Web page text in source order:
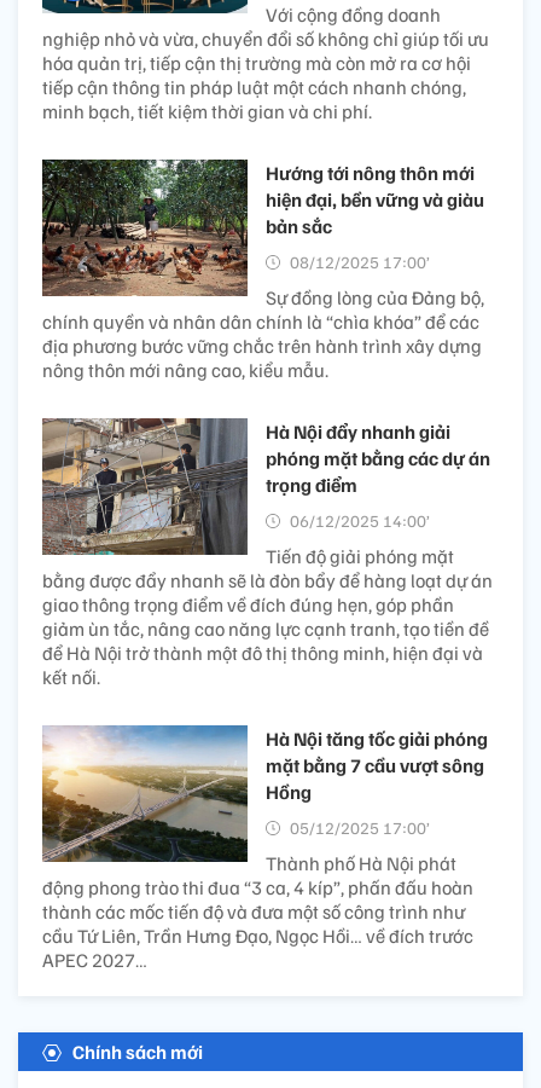
Với cộng đồng doanh
nghiệp nhỏ và vừa, chuyển đổi số không chỉ giúp tối ưu
hóa quản trị, tiếp cận thị trường mà còn mở ra cơ hội
tiếp cận thông tin pháp luật một cách nhanh chóng,
minh bạch, tiết kiệm thời gian và chi phí.
Hướng tới nông thôn mới
hiện đại, bền vững và giàu
bản sắc
08/12/2025 17:00’
Sự đồng lòng của Đảng bộ,
chính quyền và nhân dân chính là “chìa khóa” để các
địa phương bước vững chắc trên hành trình xây dựng
nông thôn mới nâng cao, kiểu mẫu.
Hà Nội đẩy nhanh giải
phóng mặt bằng các dự án
trọng điểm
06/12/2025 14:00’
Tiến độ giải phóng mặt
bằng được đẩy nhanh sẽ là đòn bẩy để hàng loạt dự án
giao thông trọng điểm về đích đúng hẹn, góp phần
giảm ùn tắc, nâng cao năng lực cạnh tranh, tạo tiền đề
để Hà Nội trở thành một đô thị thông minh, hiện đại và
kết nối.
Hà Nội tăng tốc giải phóng
mặt bằng 7 cầu vượt sông
Hồng
05/12/2025 17:00’
Thành phố Hà Nội phát
động phong trào thi đua “3 ca, 4 kíp”, phấn đấu hoàn
thành các mốc tiến độ và đưa một số công trình như
cầu Tứ Liên, Trần Hưng Đạo, Ngọc Hồi… về đích trước
APEC 2027…
Chính sách mới